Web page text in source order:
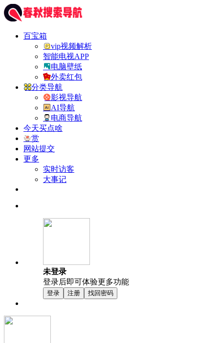
百宝箱
vip视频解析
智能电视APP
电脑壁纸
外卖红包
分类导航
影视导航
AI导航
电商导航
今天买点啥
赏
网站提交
更多
实时访客
大事记
未登录
登录后即可体验更多功能
登录 注册 找回密码